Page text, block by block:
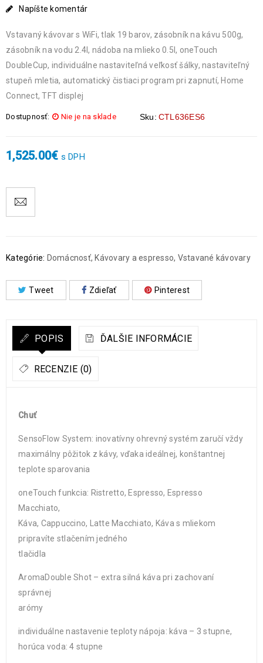
Napíšte komentár
Vstavaný kávovar s WiFi, tlak 19 barov, zásobník na kávu 500g,
zásobník na vodu 2.4l, nádoba na mlieko 0.5l, oneTouch
DoubleCup, individuálne nastaviteľná veľkosť šálky, nastaviteľný
stupeň mletia, automatický čistiaci program pri zapnutí, Home
Connect, TFT displej
Dostupnosť: Nie je na sklade Sku: CTL636ES6
1,525.00€ s DPH
Kategórie: Domácnosť, Kávovary a espresso, Vstavané kávovary
Tweet Zdieľať Pinterest
POPIS ĎALŠIE INFORMÁCIE
RECENZIE (0)
Chuť
SensoFlow System: inovatívny ohrevný systém zaručí vždy
maximálny pôžitok z kávy, vďaka ideálnej, konštantnej
teplote sparovania
oneTouch funkcia: Ristretto, Espresso, Espresso
Macchiato,
Káva, Cappuccino, Latte Macchiato, Káva s mliekom
pripravíte stlačením jedného
tlačidla
AromaDouble Shot – extra silná káva pri zachovaní
správnej
arómy
individuálne nastavenie teploty nápoja: káva – 3 stupne,
horúca voda: 4 stupne